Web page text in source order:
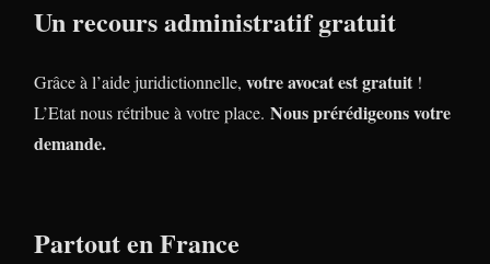
Un recours administratif gratuit
Grâce à l’aide juridictionnelle, votre avocat est gratuit !
L’Etat nous rétribue à votre place. Nous prérédigeons votre
demande.
Partout en France